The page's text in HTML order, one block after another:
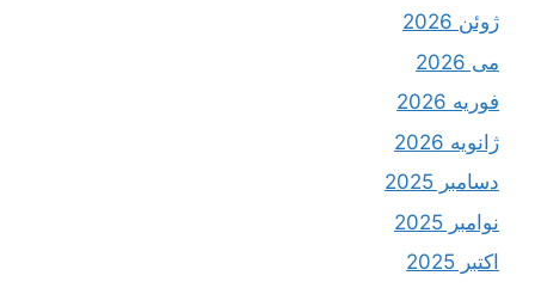
ژوئن 2026
می 2026
فوریه 2026
ژانویه 2026
دسامبر 2025
نوامبر 2025
اکتبر 2025